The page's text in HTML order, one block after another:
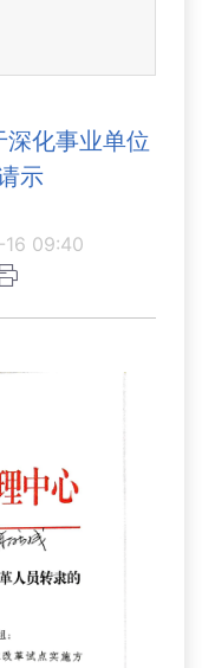
化事业单位
示
16 09:40